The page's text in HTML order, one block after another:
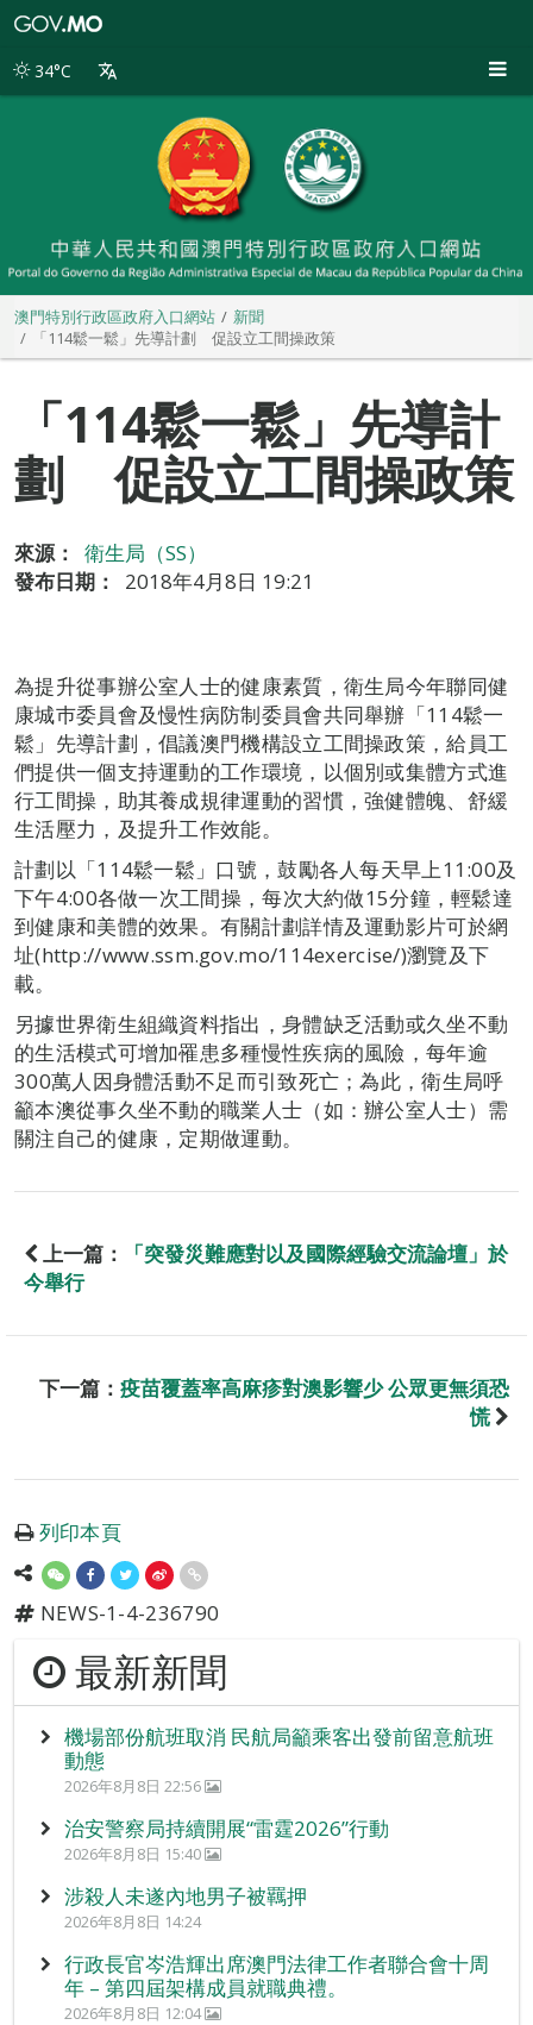
別
34°C
澳門特別行政區政府入口網站
新聞
「114鬆一鬆」先導計劃 促設立工間操政策
「114鬆一鬆」先導計
劃 促設立工間操政策
來源：
衛生局（SS）
發布日期：
2018年4月8日 19:21
為提升從事辦公室人士的健康素質，衛生局今年聯同健
康城巿委員會及慢性病防制委員會共同舉辦「114鬆一
鬆」先導計劃，倡議澳門機構設立工間操政策，給員工
們提供一個支持運動的工作環境，以個別或集體方式進
行工間操，助其養成規律運動的習慣，強健體魄、舒緩
生活壓力，及提升工作效能。
計劃以「114鬆一鬆」口號，鼓勵各人每天早上11:00及
下午4:00各做一次工間操，每次大約做15分鐘，輕鬆達
到健康和美體的效果。有關計劃詳情及運動影片可於網
址(http://www.ssm.gov.mo/114exercise/)瀏覽及下
載。
另據世界衛生組織資料指出，身體缺乏活動或久坐不動
的生活模式可增加罹患多種慢性疾病的風險，每年逾
300萬人因身體活動不足而引致死亡；為此，衛生局呼
籲本澳從事久坐不動的職業人士（如：辦公室人士）需
關注自己的健康，定期做運動。
上一篇：
「突發災難應對以及國際經驗交流論壇」於
今舉行
下一篇： 疫苗覆蓋率高麻疹對澳影響少 公眾更無須恐
慌
列印本頁
NEWS-1-4-236790
最新新聞
機場部份航班取消 民航局籲乘客出發前留意航班
動態
2026年8月8日 22:56
治安警察局持續開展“雷霆2026”行動
2026年8月8日 15:40
涉殺人未遂內地男子被羈押
2026年8月8日 14:24
行政長官岑浩輝出席澳門法律工作者聯合會十周
年 – 第四屆架構成員就職典禮。
2026年8月8日 12:04